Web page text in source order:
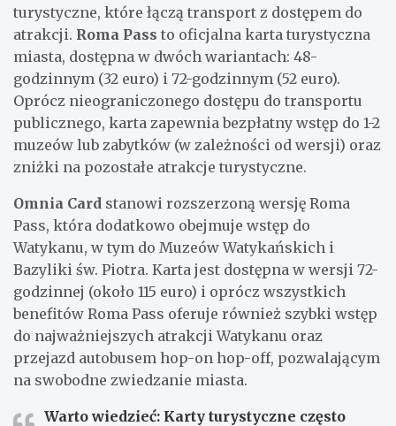
turystyczne, które łączą transport z dostępem do
atrakcji. Roma Pass to oficjalna karta turystyczna
miasta, dostępna w dwóch wariantach: 48-
godzinnym (32 euro) i 72-godzinnym (52 euro).
Oprócz nieograniczonego dostępu do transportu
publicznego, karta zapewnia bezpłatny wstęp do 1-2
muzeów lub zabytków (w zależności od wersji) oraz
zniżki na pozostałe atrakcje turystyczne.
Omnia Card stanowi rozszerzoną wersję Roma
Pass, która dodatkowo obejmuje wstęp do
Watykanu, w tym do Muzeów Watykańskich i
Bazyliki św. Piotra. Karta jest dostępna w wersji 72-
godzinnej (około 115 euro) i oprócz wszystkich
benefitów Roma Pass oferuje również szybki wstęp
do najważniejszych atrakcji Watykanu oraz
przejazd autobusem hop-on hop-off, pozwalającym
na swobodne zwiedzanie miasta.
Warto wiedzieć: Karty turystyczne często